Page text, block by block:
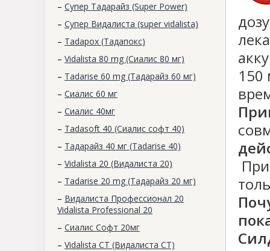
– Супер Тадарайз (Super Power)
– Супер Видалиста (super vidalista)
– Tadapox (Тадапокс)
– Vidalista 80 mg (Сиалис 80 мг)
– Tadarise 60 mg (Тадарайз 60 мг)
– Сиалис 60 мг
– Cиалис 40мг
– Tadasoft 40 (Сиалис софт 40)
– Тадарайз 40 мг (Tadarise 40)
– Vidalista 20 (Видалиста 20)
– Tadarise 20 mg (Тадарайз 20 мг)
– Видалиста Профессионал 20
Vidalista Professional 20
– Сиалис Софт 20мг
– Vidalista CT (Видалиста СТ)
150